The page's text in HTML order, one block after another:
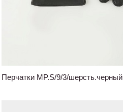
Перчатки MP.S/9/3/шерсть.черный